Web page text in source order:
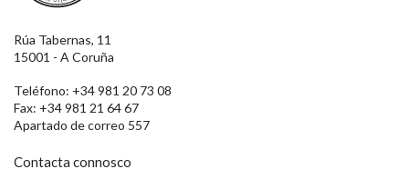
Rúa Tabernas, 11
15001 - A Coruña
Teléfono: +34 981 20 73 08
Fax: +34 981 21 64 67
Apartado de correo 557
Contacta connosco